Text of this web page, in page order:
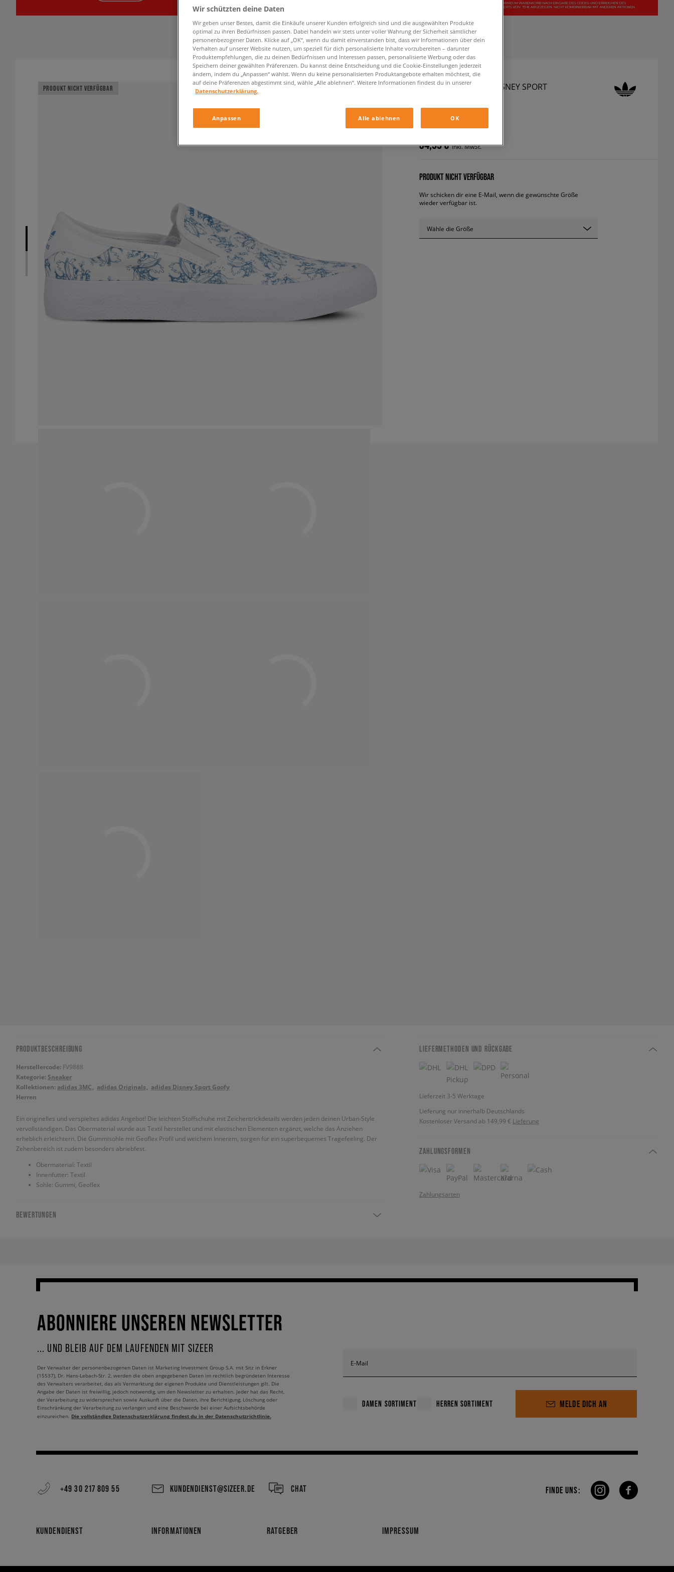
PRODUKT NICHT VERFÜGBAR
ADIDAS 3MC SLIP X DISNEY SPORT
herren, sneaker
34,99 € inkl. MwSt.
PRODUKT NICHT VERFÜGBAR
Wir schicken dir eine E-Mail, wenn die gewünschte Größe
wieder verfügbar ist.
Wähle die Größe
PRODUKTBESCHREIBUNG
Herstellercode: FV9888
Kategorie: Sneaker
Kollektionen: adidas 3MC adidas Originals
adidas Disney Sport Goofy
Herren
Ein originelles und verspieltes adidas Angebot! Die leichten Stoffschuhe mit Zeichentrickdetails werden jeden deinen Urban-Style
vervollständigen. Das Obermaterial wurde aus Textil herstellet und mit elastischen Elementen ergänzt, welche das Anziehen
erheblich erleichtern. Die Gummisohle mit Geoflex Profil und weichem Innerem, sorgen für ein superbequemes Tragefeeling. Der
Zehenbereich ist zudem besonders abriebfest.
Obermaterial: Textil
Innenfutter: Textil
Sohle: Gummi, Geoflex
BEWERTUNGEN
LIEFERMETHODEN UND RÜCKGABE
Lieferzeit 3-5 Werktage
Lieferung nur innerhalb Deutschlands
Kostenloser Versand ab 149,99 € Lieferung
ZAHLUNGSFORMEN
Zahlungsarten
ABONNIERE UNSEREN NEWSLETTER
... UND BLEIB AUF DEM LAUFENDEN MIT SIZEER
E-Mail
DAMEN SORTIMENT HERREN SORTIMENT MELDE DICH AN
Der Verwalter der personenbezogenen Daten ist Marketing Investment Group S.A. mit Sitz in Erkner
(15537), Dr. Hans-Lebach-Str. 2, werden die oben angegebenen Daten im rechtlich begründeten Interesse
des Verwalters verarbeitet, das als Vermarktung der eigenen Produkte und Dienstleistungen gilt. Die
Angabe der Daten ist freiwillig, jedoch notwendig, um den Newsletter zu erhalten. Jeder hat das Recht,
der Verarbeitung zu widersprechen sowie Auskunft über die Daten, ihre Berichtigung, Löschung oder
Einschränkung der Verarbeitung zu verlangen und eine Beschwerde bei einer Aufsichtsbehörde
einzureichen. Die vollständige Datenschutzerklärung findest du in der Datenschutzrichtlinie.
+49 30 217 809 55 KUNDENDIENST@SIZEER.DE CHAT
KUNDENDIENST INFORMATIONEN RATGEBER IMPRESSUM
FINDE UNS:
Wir schützten deine Daten
Wir geben unser Bestes, damit die Einkäufe unserer Kunden erfolgreich sind und die ausgewählten Produkte
optimal zu ihren Bedürfnissen passen. Dabei handeln wir stets unter voller Wahrung der Sicherheit sämtlicher
personenbezogener Daten. Klicke auf „OK“, wenn du damit einverstanden bist, dass wir Informationen über dein
Verhalten auf unserer Website nutzen, um speziell für dich personalisierte Inhalte vorzubereiten – darunter
Produktempfehlungen, die zu deinen Bedürfnissen und Interessen passen, personalisierte Werbung oder das
Speichern deiner gewählten Präferenzen. Du kannst deine Entscheidung und die Cookie-Einstellungen jederzeit
ändern, indem du „Anpassen“ wählst. Wenn du keine personalisierten Produktangebote erhalten möchtest, die
auf deine Präferenzen abgestimmt sind, wähle „Alle ablehnen“. Weitere Informationen findest du in unserer
Datenschutzerklärung.
Anpassen Alle ablehnen OK